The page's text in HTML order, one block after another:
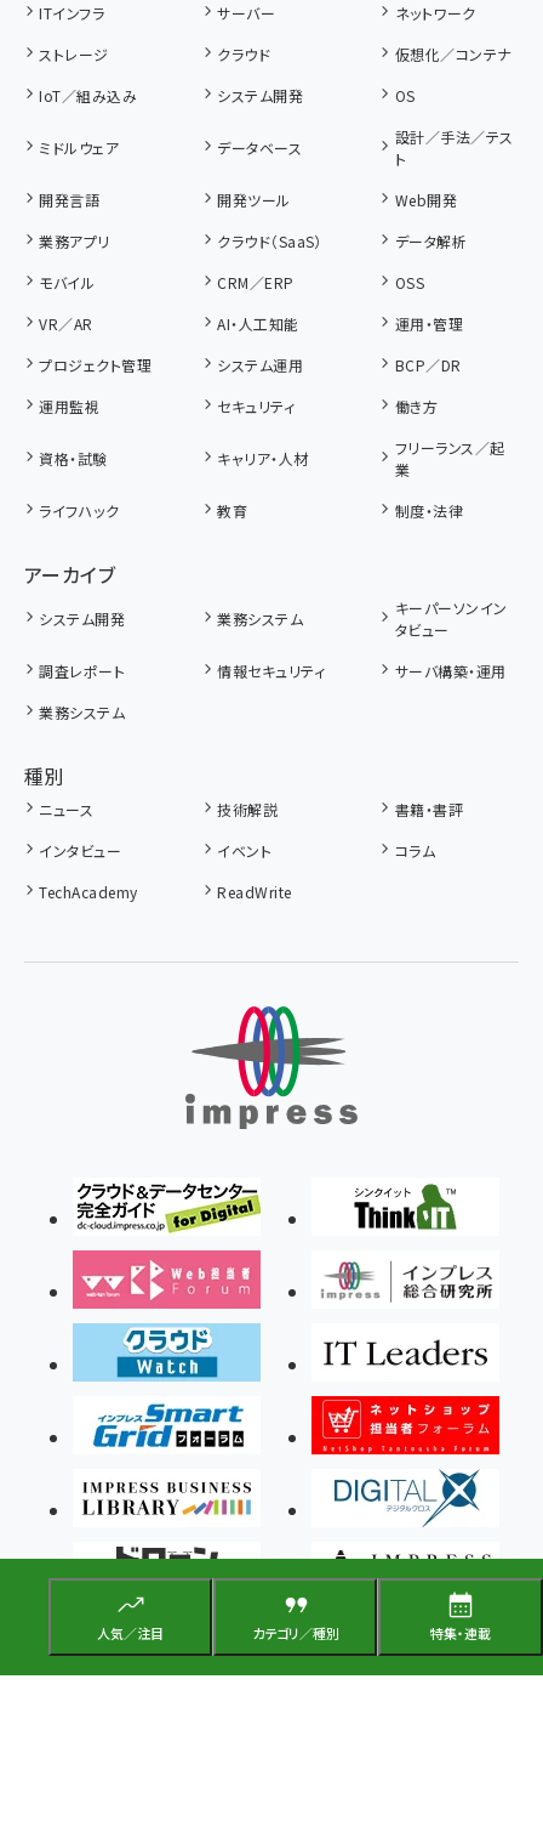
人気／注目 カテゴリ／種別 特集・連載
ITインフラ サーバー
ネットワーク
ストレージ
クラウド
仮想化／コンテナ
IoT／組み込み
システム開発 OS
ミドルウェア データベース
設計／手法／テス
ト
開発言語
開発ツール
Web開発
業務アプリ
クラウド（SaaS）
データ解析
モバイル
CRM／ERP
OSS
VR／AR
AI・人工知能
運用・管理
プロジェクト管理
システム運用
BCP／DR
運用監視
セキュリティ 働き方
資格・試験 キャリア・人材
フリーランス／起
業
ライフハック
教育 制度・法律
アーカイブ
システム開発 業務システム
キーパーソンイン
タビュー
調査レポート
情報セキュリティ
サーバ構築・運用
業務システム
種別
ニュース 技術解説
書籍・書評
インタビュー
イベント
コラム
TechAcademy
ReadWrite